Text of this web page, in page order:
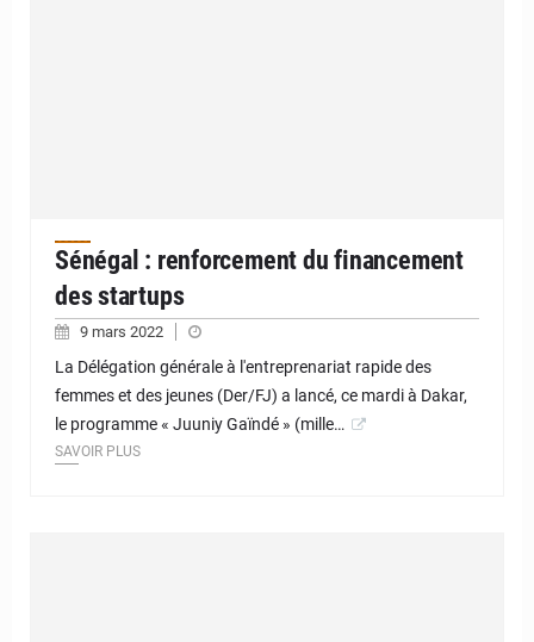
Sénégal : renforcement du financement
des startups
9 mars 2022
La Délégation générale à l'entreprenariat rapide des
femmes et des jeunes (Der/FJ) a lancé, ce mardi à Dakar,
le programme « Juuniy Gaïndé » (mille…
SAVOIR PLUS